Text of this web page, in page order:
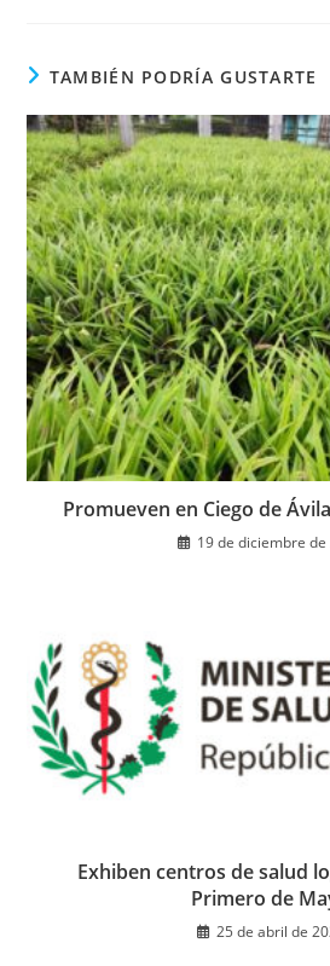
TAMBIÉN PODRÍA GUSTARTE
Promueven en Ciego de
19 de diciembre de
Exhiben centros de salud
Primero de
25 de abril de